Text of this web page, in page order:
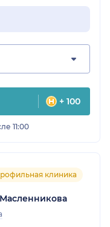
+ 100
11:00
клиника